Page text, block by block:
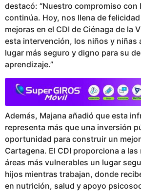
destacó: “Nuestro compromiso con
continúa. Hoy, nos llena de
mejoras en el CDI de Ciénaga de la
esta intervención, los niños y niñas
lugar más seguro y digno para su
aprendizaje.”
Además, Majana añadió que esta
representa más que una inversión
oportunidad para construir un
Cartagena. El CDI proporciona a las
áreas más vulnerables un lugar
hijos mientras trabajan, donde
en nutrición, salud y apoyo